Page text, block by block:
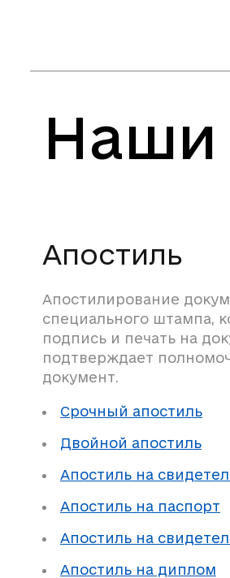
Наши
Апостиль
Апостилирование
специального штампа,
подпись и печать на
подтверждает
документ.
Срочный апостиль
Двойной апостиль
Апостиль на
Апостиль на паспорт
Апостиль на
Апостиль на диплом